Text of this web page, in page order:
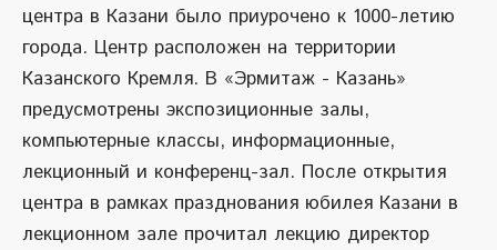
центра в Казани было приурочено к 1000-летию
города. Центр расположен на территории
Казанского Кремля. В «Эрмитаж - Казань»
предусмотрены экспозиционные залы,
компьютерные классы, информационные,
лекционный и конференц-зал. После открытия
центра в рамках празднования юбилея Казани в
лекционном зале прочитал лекцию директор